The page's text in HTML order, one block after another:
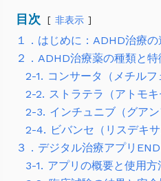
目次 非表示
１．はじめに：ADHD治療
２．ADHD治療薬の種類と特
2-1. コンサータ（メチルフ
2-2. ストラテラ（アトモキ
2-3. インチュニブ（グアン
2-4. ビバンセ（リスデキサ
３．デジタル治療アプリ
3-1. アプリの概要と使用方